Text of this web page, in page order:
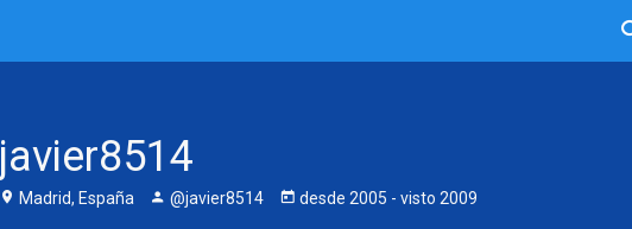
javier8514
Madrid, España @javier8514 desde 2005 - visto 2009